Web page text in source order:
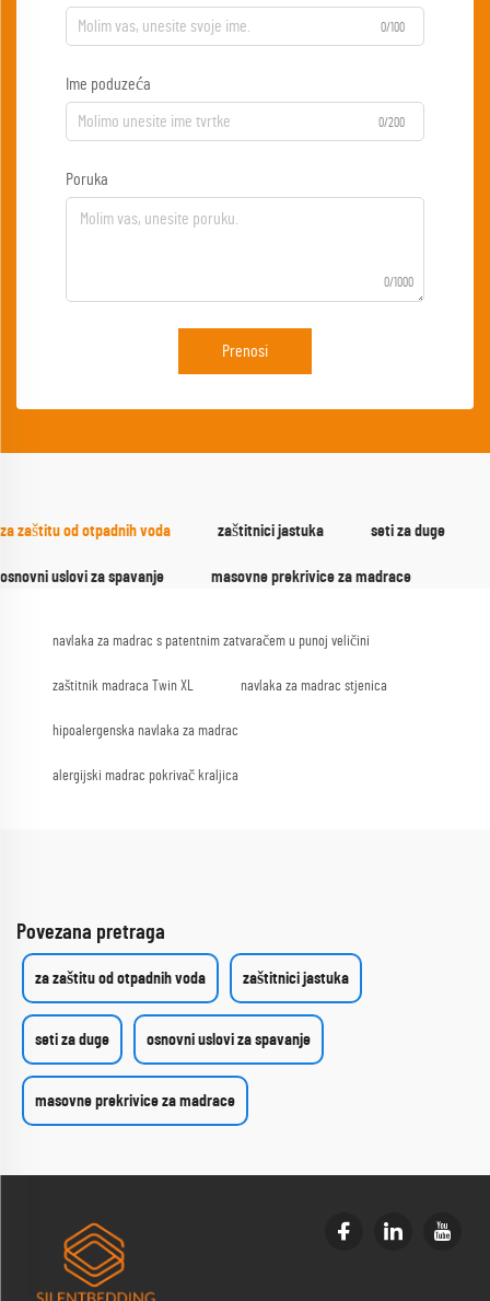
0/100
Ime poduzeća
0/200
Poruka
0/1000
Prenosi
za zaštitu od otpadnih voda zaštitnici jastuka seti za duge
osnovni uslovi za spavanje masovne prekrivice za madrace
navlaka za madrac s patentnim zatvaračem u punoj veličini
zaštitnik madraca Twin XL navlaka za madrac stjenica
hipoalergenska navlaka za madrac
alergijski madrac pokrivač kraljica
Povezana pretraga
za zaštitu od otpadnih voda zaštitnici jastuka
seti za duge osnovni uslovi za spavanje
masovne prekrivice za madrace